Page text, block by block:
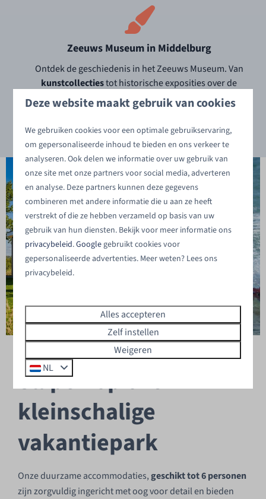
Zeeuws Museum in Middelburg
Ontdek de geschiedenis in het Zeeuws Museum. Van
kunstcollectiestot historische exposities over de
regio, dit museum biedt een interessant kijkje in de
Zeeuwse tradities.
Slapen op ons
kleinschalige
vakantiepark
Onze duurzame accommodaties,geschikt tot 6 personen
zijn zorgvuldig ingericht met oog voor detail en bieden
Deze website maakt gebruik van cookies
We gebruiken cookies voor een optimale gebruikservaring,
om gepersonaliseerde inhoud te bieden en ons verkeer te
analyseren. Ook delen we informatie over uw gebruik van
onze site met onze partners voor social media, adverteren
en analyse. Deze partners kunnen deze gegevens
combineren met andere informatie die u aan ze heeft
verstrekt of die ze hebben verzameld op basis van uw
gebruik van hun diensten. Bekijk voor meer informatie ons
privacybeleid.Googlegebruikt cookies voor
gepersonaliseerde advertenties. Meer weten? Lees ons
privacybeleid.
Alles accepteren
Zelf instellen
Weigeren
NL